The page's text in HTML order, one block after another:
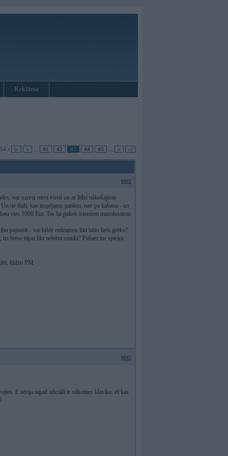
Reklāma
• |« « 41 42 43 44 45 » »|
#841
var uzreiz mest virsū un ar līdzi nākošajiem
tie daži, kas iespējams patiktu, nav pa kabatai - un
virs 1000 Eur. Tas lai paliek īsteniem mazohistiem
pajautāt - vai bildē redzamos likt būtu liels grēks?
bmw tāpat likt nebūtu smuki? Pašam tas spieķu
lūdzu PM
#842
E sērija tagad oficiāli ir nākotnes klasika. eFkas